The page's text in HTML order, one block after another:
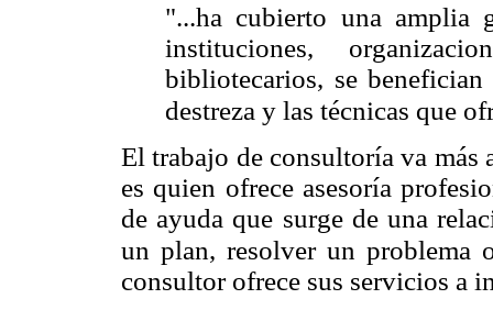
"...ha cubierto una amplia
instituciones,
bibliotecarios, se
destreza y las técnicas que
El trabajo de consultoría va
es quien ofrece asesoría
de ayuda que surge de una
un plan, resolver un problema
consultor ofrece sus servicios a